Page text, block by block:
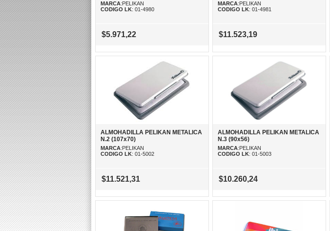
MARCA:PELIKAN
CODIGO LK: 01-4980
$5.971,22
MARCA:PELIKAN
CODIGO LK: 01-4981
$11.523,19
ALMOHADILLA PELIKAN METALICA
N.2 (107x70)
MARCA:PELIKAN
CODIGO LK: 01-5002
$11.521,31
ALMOHADILLA PELIKAN METALICA
N.3 (90x56)
MARCA:PELIKAN
CODIGO LK: 01-5003
$10.260,24